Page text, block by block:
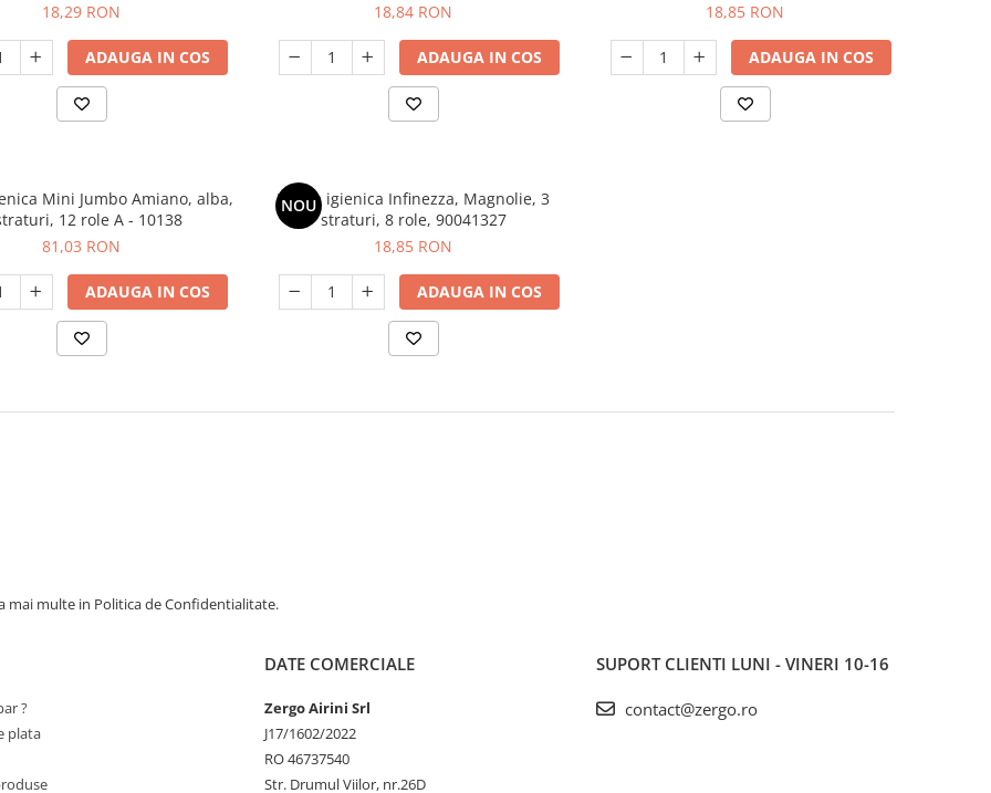
18,29 RON
ADAUGA IN COS
18,84 RON
ADAUGA IN COS
18,85 RON
ADAUGA IN COS
Mini Jumbo Amiano, alba,
12 role A - 10138
81,03 RON
ADAUGA IN COS
NOU
Hartie igienica Infinezza, Magnolie, 3
straturi, 8 role, 90041327
18,85 RON
ADAUGA IN COS
mai multe in Politica de Confidentialitate.
?
plata
DATE COMERCIALE
Zergo Airini Srl
J17/1602/2022
RO 46737540
Str. Drumul Viilor, nr.26D
SUPORT CLIENTI LUNI - VINERI 10-16
contact@zergo.ro